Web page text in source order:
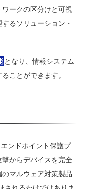
ークの区分けと可視
るソリューション・
となり、情報システム
ことができます。
ンドポイント保護プ
からデバイスを完全
マルウェア対策製品